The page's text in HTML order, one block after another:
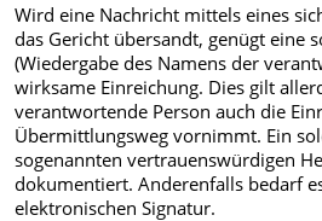
Wird eine Nachricht mittels eines
das Gericht übersandt, genügt eine
(Wiedergabe des Namens der
wirksame Einreichung. Dies gilt
verantwortende Person auch die
Übermittlungsweg vornimmt. Ein
sogenannten vertrauenswürdigen
dokumentiert. Anderenfalls bedarf
elektronischen Signatur.